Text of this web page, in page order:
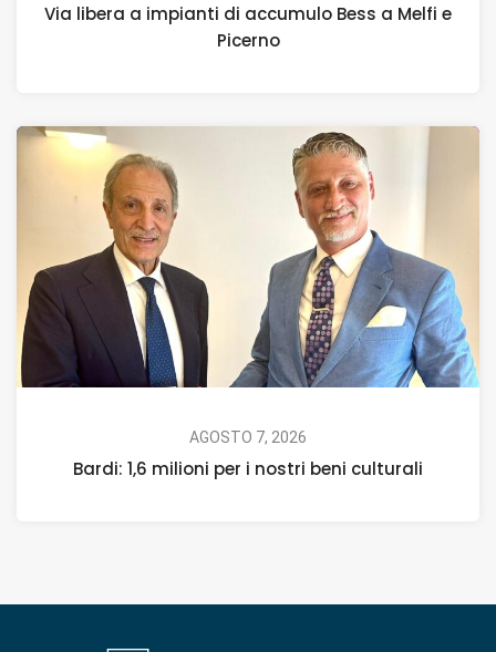
Via libera a impianti di accumulo Bess a Melfi e
Picerno
AGOSTO 7, 2026
Bardi: 1,6 milioni per i nostri beni culturali